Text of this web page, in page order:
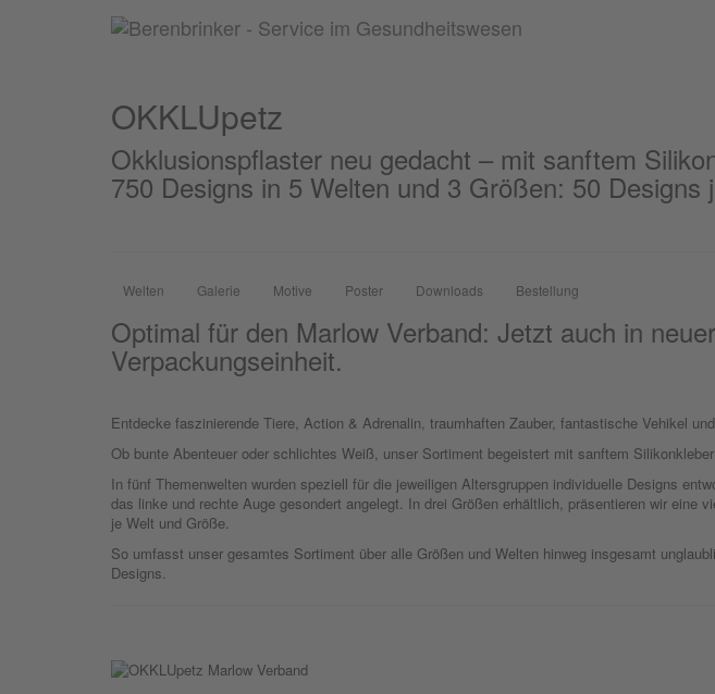
OKKLUpetz
Okklusionspflaster neu gedacht – mit sanftem
750 Designs in 5 Welten und 3 Größen: 50 Designs
Welten Galerie Motive Poster Downloads Bestellung
Optimal für den Marlow Verband: Jetzt auch in
Verpackungseinheit.
Entdecke faszinierende Tiere, Action & Adrenalin, traumhaften Zauber, fantastische Vehikel
Ob bunte Abenteuer oder schlichtes Weiß, unser Sortiment begeistert mit sanftem
In fünf Themenwelten wurden speziell für die jeweiligen Altersgruppen individuelle Designs
das linke und rechte Auge gesondert angelegt. In drei Größen erhältlich, präsentieren wir eine
je Welt und Größe.
So umfasst unser gesamtes Sortiment über alle Größen und Welten hinweg insgesamt
Designs.